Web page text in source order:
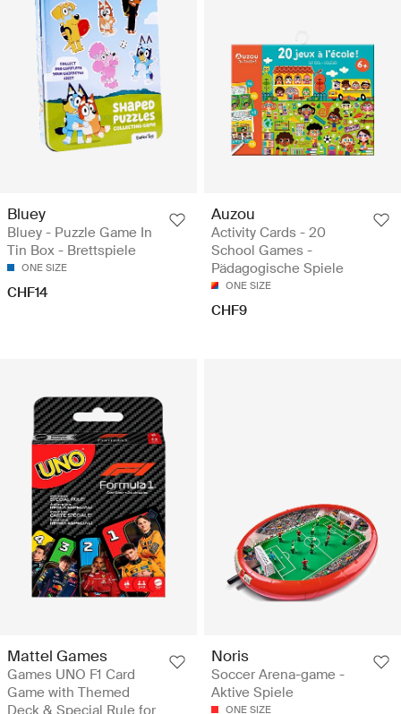
Bluey
Bluey - Puzzle Game In
Tin Box - Brettspiele
ONE SIZE
CHF14
Auzou
Activity Cards - 20
School Games -
Pädagogische Spiele
ONE SIZE
CHF9
Mattel Games
Games UNO F1 Card
Game with Themed
Noris
Soccer Arena-game -
Aktive Spiele
ONE SIZE